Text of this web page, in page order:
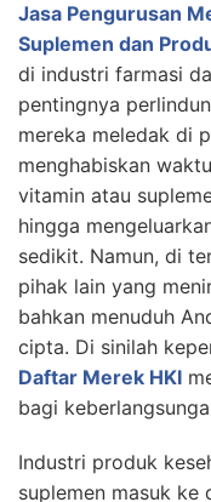
Jasa Pengurusan
Suplemen dan
di industri farmasi
pentingnya
mereka meledak di
menghabiskan
vitamin atau
hingga
sedikit. Namun, di
pihak lain yang
bahkan menuduh
cipta. Di sinilah
Daftar Merek HKI
bagi
Industri produk
suplemen masuk ke